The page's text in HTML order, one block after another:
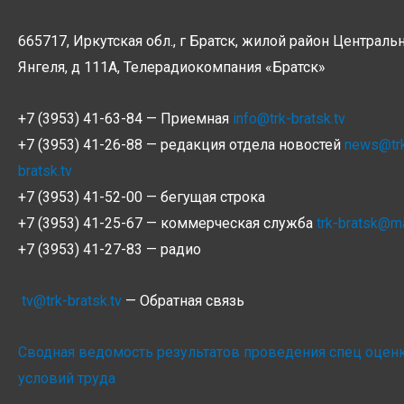
665717, Иркутская обл., г Братск, жилой район
Янгеля, д 111А, Телерадиокомпания «Братск»
+7 (3953) 41-63-84 — Приемная info@trk-bratsk.tv
+7 (3953) 41-26-88 — редакция отдела новостей
bratsk.tv
+7 (3953) 41-52-00 — бегущая строка
+7 (3953) 41-25-67 — коммерческая служба trk-
+7 (3953) 41-27-83 — радио
tv@trk-bratsk.tv — Обратная связь
Сводная ведомость результатов проведения спец
условий труда